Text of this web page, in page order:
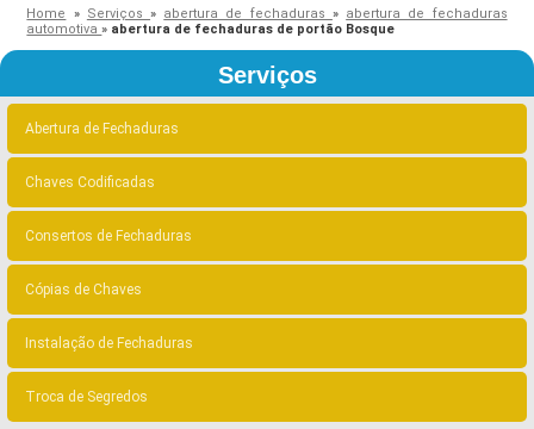
Home » Serviços» abertura de fechaduras » abertura de fechaduras
automotiva» abertura de fechaduras de portão Bosque
Serviços
Abertura de Fechaduras
Chaves Codificadas
Consertos de Fechaduras
Cópias de Chaves
Instalação de Fechaduras
Troca de Segredos